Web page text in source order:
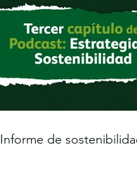
Informe de